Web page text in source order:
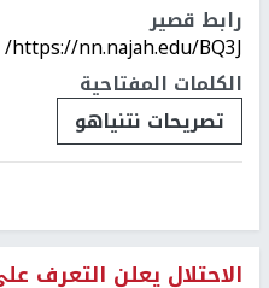
رابط قصير
https://nn.najah.edu/BQ3J/
الكلمات المفتاحية
تصريحات نتنياهو
الاحتلال يعلن التعرف